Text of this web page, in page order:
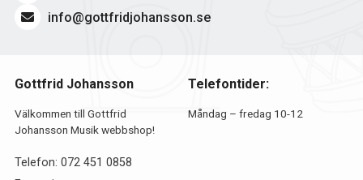
info@gottfridjohansson.se
Gottfrid Johansson
Välkommen till Gottfrid
Johansson Musik webbshop!
Telefon: 072 451 0858
Telefontider:
Måndag – fredag 10-12